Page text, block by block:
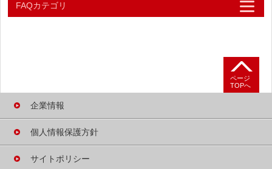
FAQカテゴリ
B-CASカードの
ページ
TOPへ
企業情報
個人情報保護方針
サイトポリシー